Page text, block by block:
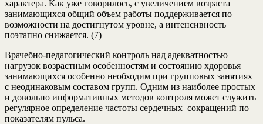
характера. Как уже говорилось, с увеличением возраста
занимающихся общий объем работы поддерживается по
возможности на достигнутом уровне, а интенсивность
поэтапно снижается. (7)
Врачебно-педагогический контроль над адекватностью
нагрузок возрастным особенностям и состоянию хдоровья
занимающихся особенно необходим при групповых занятиях
с неодинаковым составом групп. Одним из наиболее простых
и довольно информативных методов контроля может служить
регулярное определение частоты сердечных сокращений по
показателям пульса.